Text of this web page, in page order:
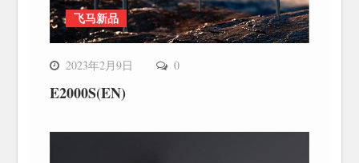
飞马新品
2023年2月9日 0
E2000S(EN)